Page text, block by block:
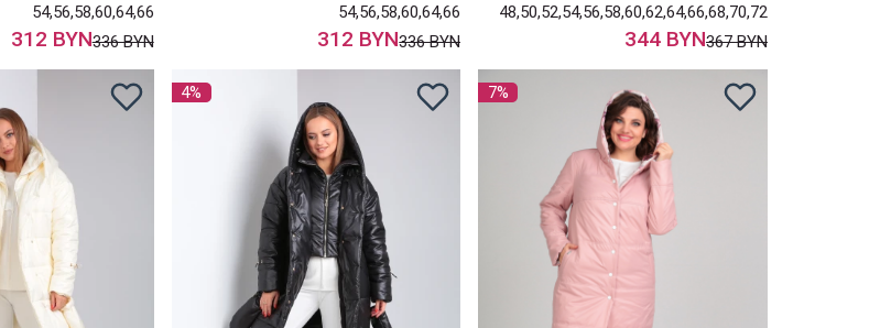
54,56,58,60,64,66
312 BYN336 BYN
54,56,58,60,64,66
312 BYN336 BYN
48,50,52,54,56,58,60,62,64,66,68,70,72
344 BYN367 BYN
4% 7%